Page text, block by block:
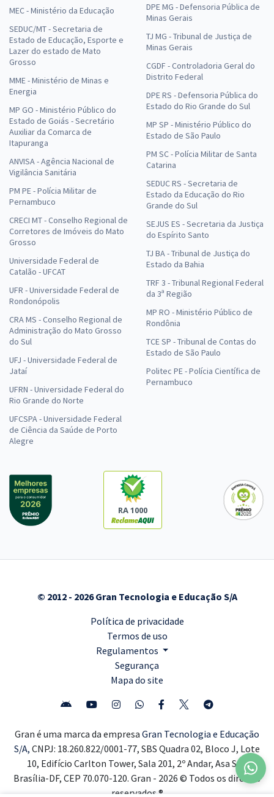
MEC - Ministério da Educação
SEDUC/MT - Secretaria de
Estado de Educação, Esporte e
Lazer do estado de Mato
Grosso
MME - Ministério de Minas e
Energia
MP GO - Ministério Público do
Estado de Goiás - Secretário
Auxiliar da Comarca de
Itapuranga
ANVISA - Agência Nacional de
Vigilância Sanitária
PM PE - Polícia Militar de
Pernambuco
CRECI MT - Conselho Regional de
Corretores de Imóveis do Mato
Grosso
Universidade Federal de
Catalão - UFCAT
UFR - Universidade Federal de
Rondonópolis
CRA MS - Conselho Regional de
Administração do Mato Grosso
do Sul
UFJ - Universidade Federal de
Jataí
UFRN - Universidade Federal do
Rio Grande do Norte
UFCSPA - Universidade Federal
de Ciência da Saúde de Porto
Alegre
DPE MG - Defensoria Pública de
Minas Gerais
TJ MG - Tribunal de Justiça de
Minas Gerais
CGDF - Controladoria Geral do
Distrito Federal
DPE RS - Defensoria Pública do
Estado do Rio Grande do Sul
MP SP - Ministério Público do
Estado de São Paulo
PM SC - Polícia Militar de Santa
Catarina
SEDUC RS - Secretaria de
Estado da Educação do Rio
Grande do Sul
SEJUS ES - Secretaria da Justiça
do Espírito Santo
TJ BA - Tribunal de Justiça do
Estado da Bahia
TRF 3 - Tribunal Regional Federal
da 3ª Região
MP RO - Ministério Público de
Rondônia
TCE SP - Tribunal de Contas do
Estado de São Paulo
Politec PE - Polícia Científica de
Pernambuco
RA 1000
© 2012 - 2026 Gran Tecnologia e Educação S/A
Política de privacidade
Termos de uso
Regulamentos
Segurança
Mapa do site
Gran é uma marca da empresa Gran Tecnologia e Educação
S/A, CNPJ: 18.260.822/0001-77, SBS Quadra 02, Bloco J, Lote
10, Edifício Carlton Tower, Sala 201, 2º Andar, Asa Sul,
Brasília-DF, CEP 70.070-120. Gran - 2026 © Todos os direitos
reservados ®